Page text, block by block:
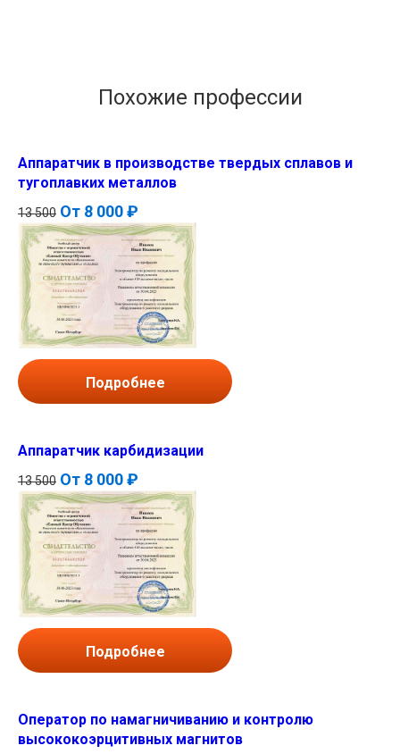
Похожие профессии
Аппаратчик в производстве твердых сплавов и
тугоплавких металлов
13 500 От 8 000 ₽
Подробнее
Аппаратчик карбидизации
13 500 От 8 000 ₽
Подробнее
Оператор по намагничиванию и контролю
высококоэрцитивных магнитов